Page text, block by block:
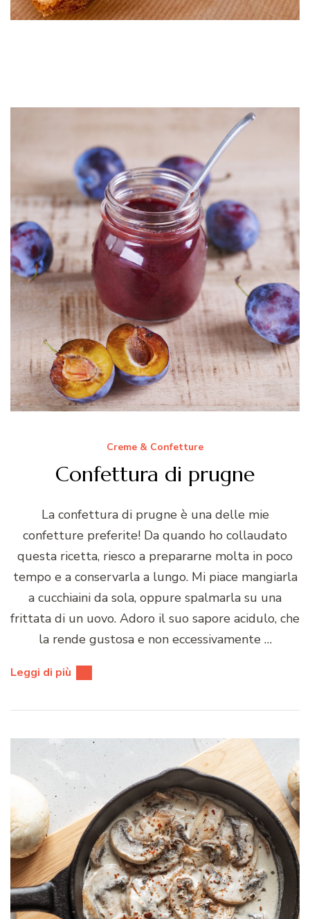
Creme & Confetture
Confettura di prugne
La confettura di prugne è una delle mie
confetture preferite! Da quando ho collaudato
questa ricetta, riesco a prepararne molta in poco
tempo e a conservarla a lungo. Mi piace mangiarla
a cucchiaini da sola, oppure spalmarla su una
frittata di un uovo. Adoro il suo sapore acidulo, che
la rende gustosa e non eccessivamente …
Leggi di più